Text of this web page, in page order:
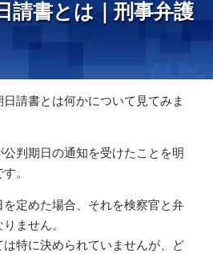
請書とは｜刑事弁護
請書とは何かについて見てみま
判期日の通知を受けたことを明
。
定めた場合、それを検察官と弁
ません。
特に決められていませんが、ど